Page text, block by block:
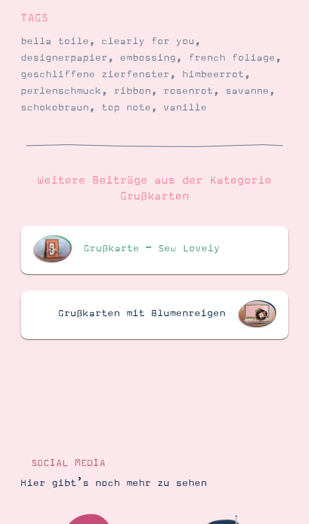
TAGS
bella toile, clearly for you,
designerpapier, embossing, french foliage,
geschliffene zierfenster, himbeerrot,
perlenschmuck, ribbon, rosenrot, savanne,
schokobraun, top note, vanille
Weitere Beiträge aus der Kategorie
Grußkarten
Grußkarte – Sew Lovely
Grußkarten mit Blumenreigen
SOCIAL MEDIA
Hier gibt’s noch mehr zu sehen